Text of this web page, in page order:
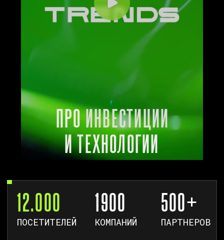
ПРO ИНВЕСТИЦИИ
70
СТЕНДОВ
20+
СТРАН
2/5
УЧАСТНИКОВ
C-LEVEL
500+
ПАРТНЕРОВ
ПОСЕТИТЕЛЕЙ
Смотреть Видео
В ДЕТАЛЯХ
THE TRENDS V